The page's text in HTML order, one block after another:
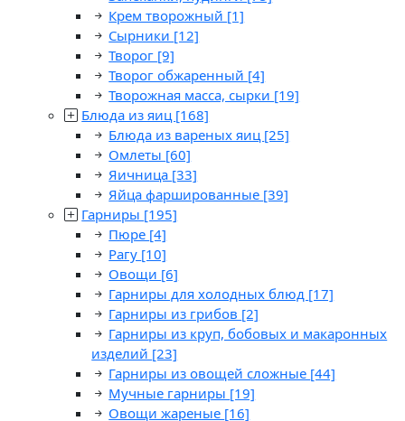
Крем творожный [1]
Сырники [12]
Творог [9]
Творог обжаренный [4]
Творожная масса, сырки [19]
Блюда из яиц [168]
Блюда из вареных яиц [25]
Омлеты [60]
Яичница [33]
Яйца фаршированные [39]
Гарниры [195]
Пюре [4]
Рагу [10]
Овощи [6]
Гарниры для холодных блюд [17]
Гарниры из грибов [2]
Гарниры из круп, бобовых и макаронных
изделий [23]
Гарниры из овощей сложные [44]
Мучные гарниры [19]
Овощи жареные [16]